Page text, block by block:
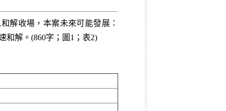
解收場，本案未來可能發展：
和解。(860字；圖1；表2)